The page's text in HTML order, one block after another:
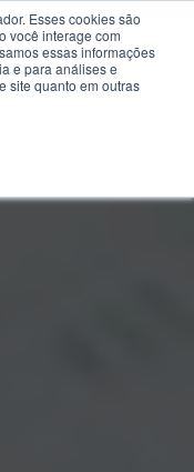
Esses cookies são
você interage com
essas informações
e para análises e
site quanto em outras